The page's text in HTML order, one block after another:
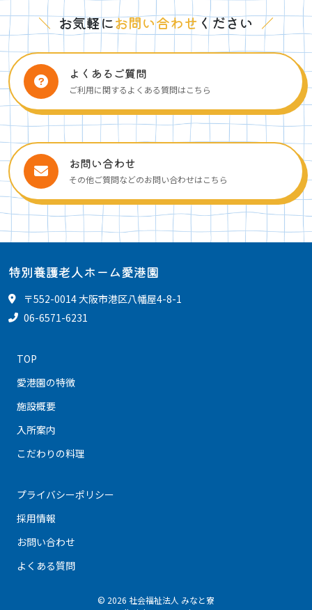
＼ お気軽にお問い合わせください ／
よくあるご質問
ご利用に関するよくある質問はこちら
お問い合わせ
その他ご質問などのお問い合わせはこちら
特別養護老人ホーム愛港園
〒552-0014 大阪市港区八幡屋4-8-1
06-6571-6231
TOP
愛港園の特徴
施設概要
入所案内
こだわりの料理
プライバシーポリシー
採用情報
お問い合わせ
よくある質問
© 2026 社会福祉法人 みなと寮